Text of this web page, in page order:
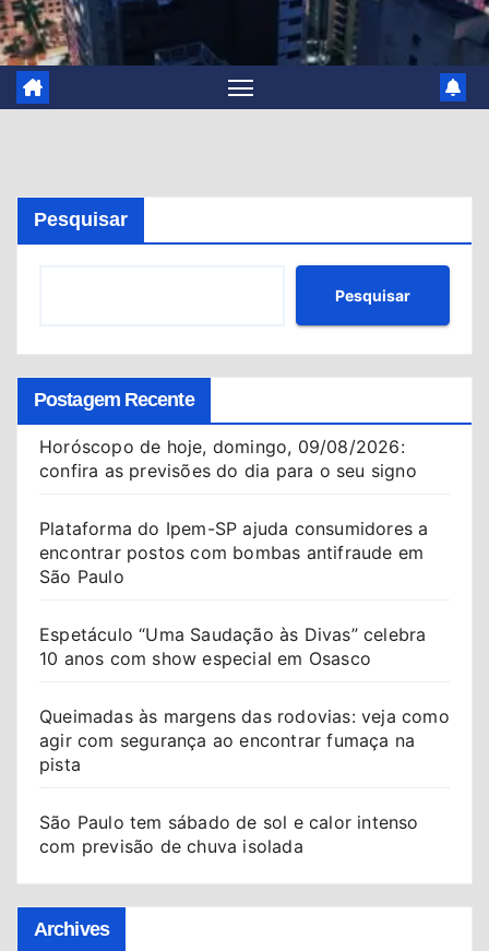
Pesquisar
Pesquisar
Postagem Recente
Horóscopo de hoje, domingo, 09/08/2026:
confira as previsões do dia para o seu signo
Plataforma do Ipem-SP ajuda consumidores a
encontrar postos com bombas antifraude em
São Paulo
Espetáculo “Uma Saudação às Divas” celebra
10 anos com show especial em Osasco
Queimadas às margens das rodovias: veja como
agir com segurança ao encontrar fumaça na
pista
São Paulo tem sábado de sol e calor intenso
com previsão de chuva isolada
Archives